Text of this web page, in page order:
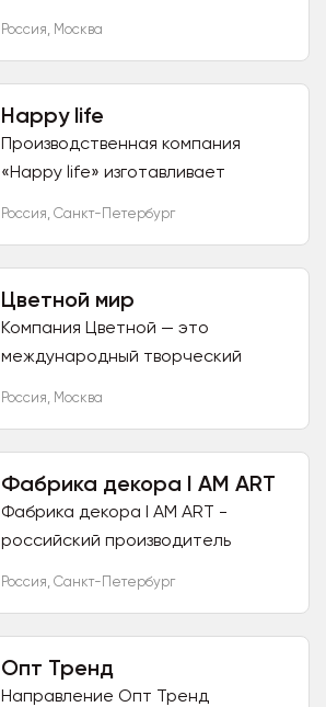
Россия, Москва
Happy life
Производственная компания
«Happy life» изготавливает
(ягель), подсвечники как из
Россия, Санкт-Петербург
Цветной мир
Компания Цветной — это
международный творческий
ценовой политике...
Россия, Москва
Фабрика декора I AM ART
Фабрика декора I AM ART -
российский производитель
ассортименте более 300 позиций
Россия, Санкт-Петербург
Опт Тренд
Направление Опт Тренд